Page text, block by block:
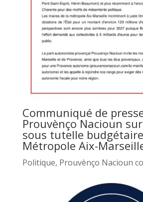
Communiqué de
Prouvènço Nacioun
sous tutelle
Métropole Aix-
Politique, Prouvènço Nacioun